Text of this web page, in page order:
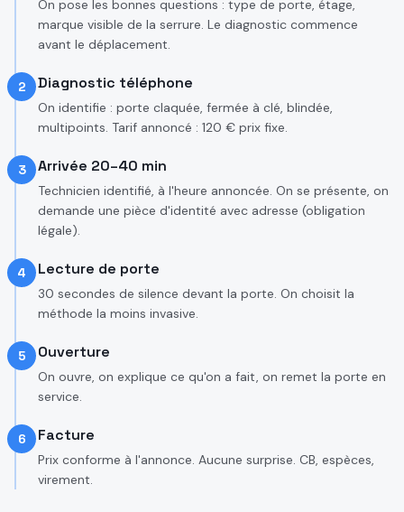
On pose les bonnes questions : type de porte, étage,
marque visible de la serrure. Le diagnostic commence
avant le déplacement.
2 Diagnostic téléphone
On identifie : porte claquée, fermée à clé, blindée,
multipoints. Tarif annoncé : 120 € prix fixe.
3 Arrivée 20–40 min
Technicien identifié, à l'heure annoncée. On se présente, on
demande une pièce d'identité avec adresse (obligation
légale).
4 Lecture de porte
30 secondes de silence devant la porte. On choisit la
méthode la moins invasive.
5 Ouverture
On ouvre, on explique ce qu'on a fait, on remet la porte en
service.
6 Facture
Prix conforme à l'annonce. Aucune surprise. CB, espèces,
virement.